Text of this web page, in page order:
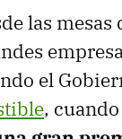
las mesas
el
,